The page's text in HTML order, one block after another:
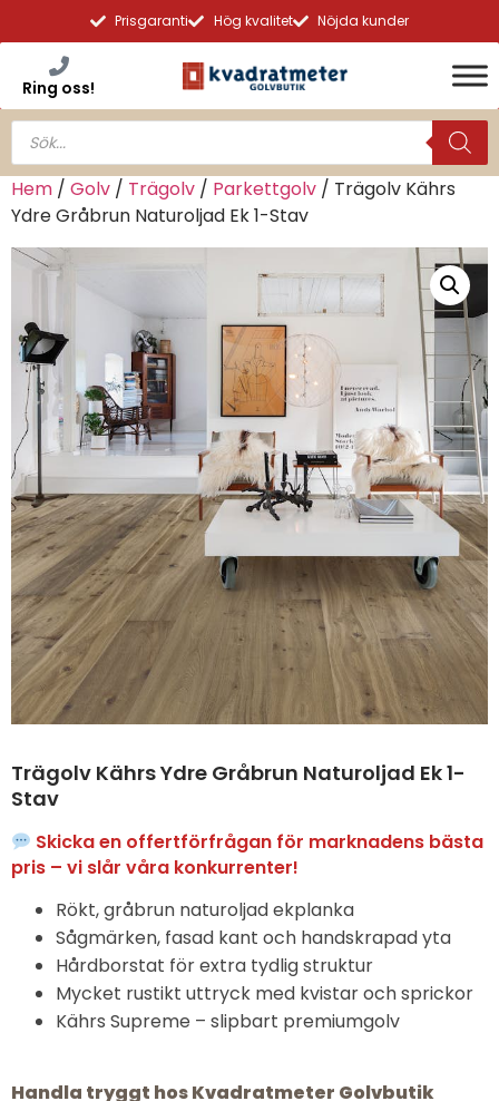
Prisgaranti Hög kvalitet Nöjda kunder
Ring oss!
Hem / Golv / Trägolv / Parkettgolv / Trägolv Kährs
Ydre Gråbrun Naturoljad Ek 1-Stav
Trägolv Kährs Ydre Gråbrun Naturoljad Ek 1-
Stav
Skicka en offertförfrågan för marknadens bästa
pris – vi slår våra konkurrenter!
Rökt, gråbrun naturoljad ekplanka
Sågmärken, fasad kant och handskrapad yta
Hårdborstat för extra tydlig struktur
Mycket rustikt uttryck med kvistar och sprickor
Kährs Supreme – slipbart premiumgolv
Handla tryggt hos Kvadratmeter Golvbutik